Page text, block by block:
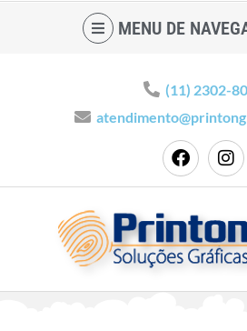
MENU DE
(11) 2302-